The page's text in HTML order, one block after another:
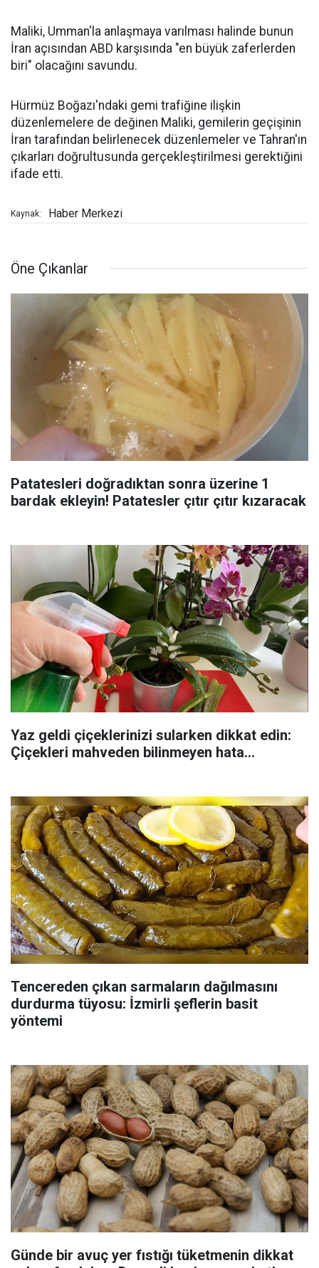
Maliki, Umman'la anlaşmaya varılması halinde bunun
İran açısından ABD karşısında "en büyük zaferlerden
biri" olacağını savundu.
Hürmüz Boğazı'ndaki gemi trafiğine ilişkin
düzenlemelere de değinen Maliki, gemilerin geçişinin
İran tarafından belirlenecek düzenlemeler ve Tahran'ın
çıkarları doğrultusunda gerçekleştirilmesi gerektiğini
ifade etti.
Kaynak: Haber Merkezi
Öne Çıkanlar
Patatesleri doğradıktan sonra üzerine 1
bardak ekleyin! Patatesler çıtır çıtır kızaracak
Yaz geldi çiçeklerinizi sularken dikkat edin:
Çiçekleri mahveden bilinmeyen hata...
Tencereden çıkan sarmaların dağılmasını
durdurma tüyosu: İzmirli şeflerin basit
yöntemi
Günde bir avuç yer fıstığı tüketmenin dikkat